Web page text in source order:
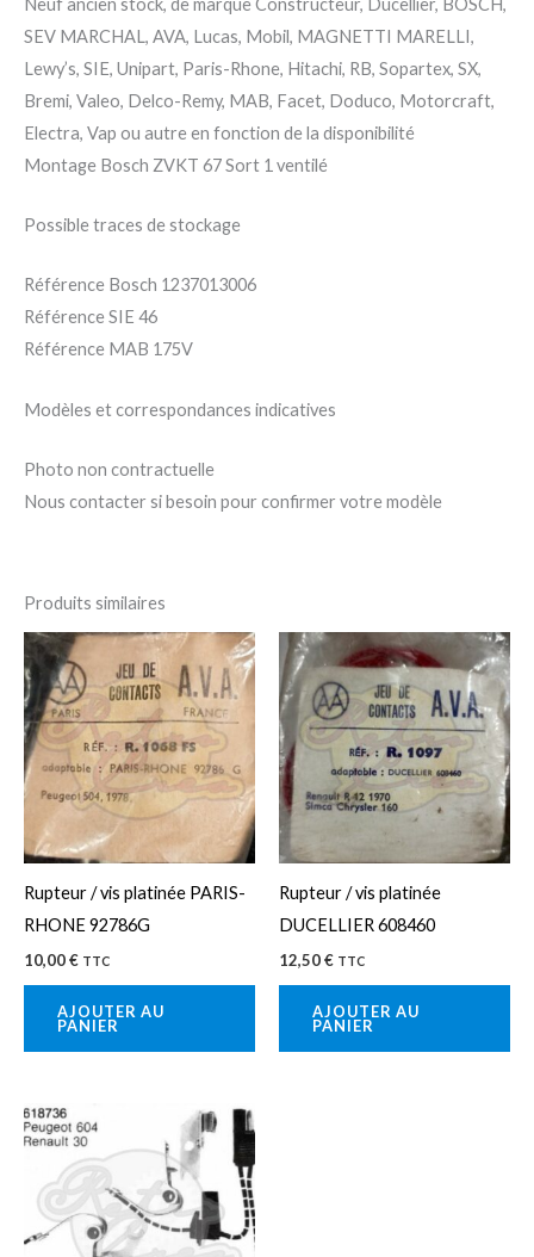
SEV MARCHAL, AVA, Lucas, Mobil, MAGNETTI MARELLI,
Lewy’s, SIE, Unipart, Paris-Rhone, Hitachi, RB, Sopartex, SX,
Bremi, Valeo, Delco-Remy, MAB, Facet, Doduco, Motorcraft,
Electra, Vap ou autre en fonction de la disponibilité
Montage Bosch ZVKT 67 Sort 1 ventilé
Possible traces de stockage
Référence Bosch 1237013006
Référence SIE 46
Référence MAB 175V
Modèles et correspondances indicatives
Photo non contractuelle
Nous contacter si besoin pour confirmer votre modèle
Produits similaires
Rupteur / vis platinée PARIS-
RHONE 92786G
10,00€ TTC
AJOUTER AU
PANIER
Rupteur / vis platinée
DUCELLIER 608460
12,50€ TTC
AJOUTER AU
PANIER